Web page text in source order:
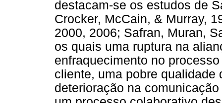
destacam-se os estudos de
Crocker, McCain, & Murray,
2000, 2006; Safran, Muran,
os quais uma ruptura na
enfraquecimento no
cliente, uma pobre qualidade
deterioração na